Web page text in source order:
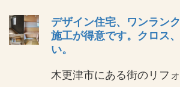
デザイン住宅、ワンラン
施工が得意です。クロス
い。
木更津市にある街のリフ